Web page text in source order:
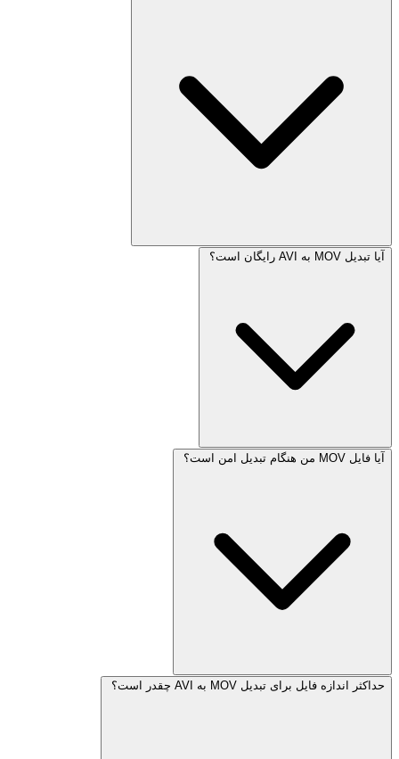
آیا تبدیل MOV به AVI رایگان است؟
آیا فایل MOV من هنگام تبدیل امن است؟
حداکثر اندازه فایل برای تبدیل MOV به AVI چقدر است؟